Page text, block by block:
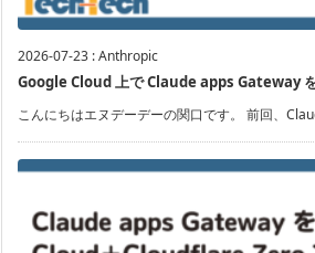
2026-07-23 :Anthropic
Google Cloud 上で Claude apps Gateway を
こんにちはエヌデーデーの関口です。 前回、